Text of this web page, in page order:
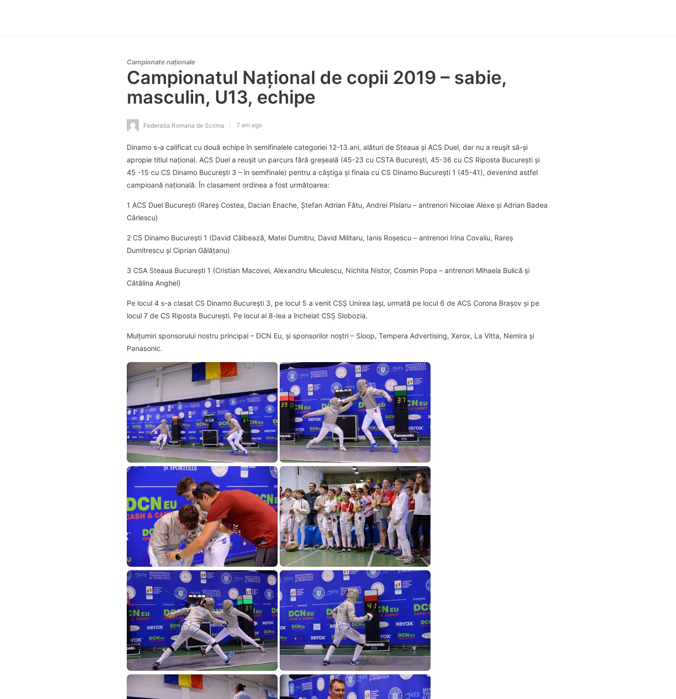
Campionate naționale
Campionatul Național de copii 2019 – sabie,
masculin, U13, echipe
Federatia Romana de Scrima 7 ani ago
Dinamo s-a calificat cu două echipe în semifinalele categoriei 12-13 ani, alături de Steaua şi ACS Duel, dar nu a reușit să-și
apropie titlul național. ACS Duel a reușit un parcurs fără greșeală (45-23 cu CSTA București, 45-36 cu CS Riposta București și
45 -15 cu CS Dinamo București 3 – în semifinale) pentru a câștiga și finala cu CS Dinamo București 1 (45-41), devenind astfel
campioană națională. În clasament ordinea a fost următoarea:
1 ACS Duel București (Rareș Costea, Dacian Enache, Ștefan Adrian Fătu, Andrei Pîslaru – antrenori Nicolae Alexe și Adrian Badea
Cârlescu)
2 CS Dinamo București 1 (David Călbează, Matei Dumitru, David Militaru, Ianis Roșescu – antrenori Irina Covaliu, Rareș
Dumitrescu și Ciprian Gălățanu)
3 CSA Steaua București 1 (Cristian Macovei, Alexandru Miculescu, Nichita Nistor, Cosmin Popa – antrenori Mihaela Bulică și
Cătălina Anghel)
Pe locul 4 s-a clasat CS Dinamo București 3, pe locul 5 a venit CSȘ Unirea Iași, urmată pe locul 6 de ACS Corona Brașov și pe
locul 7 de CS Riposta București. Pe locul al 8-lea a încheiat CSȘ Slobozia.
Mulțumiri sponsorului nostru principal – DCN Eu, și sponsorilor noștri – Sloop, Tempera Advertising, Xerox, La Vitta, Nemira și
Panasonic.